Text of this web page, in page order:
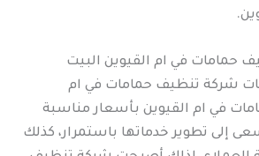
حمامات في ام القيوين البيت
شركة تنظيف حمامات في ام
في ام القيوين بأسعار مناسبة
إلى تطوير خدماتها باستمرار، كذلك